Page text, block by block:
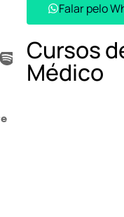
Falar pelo
Cursos
Médico